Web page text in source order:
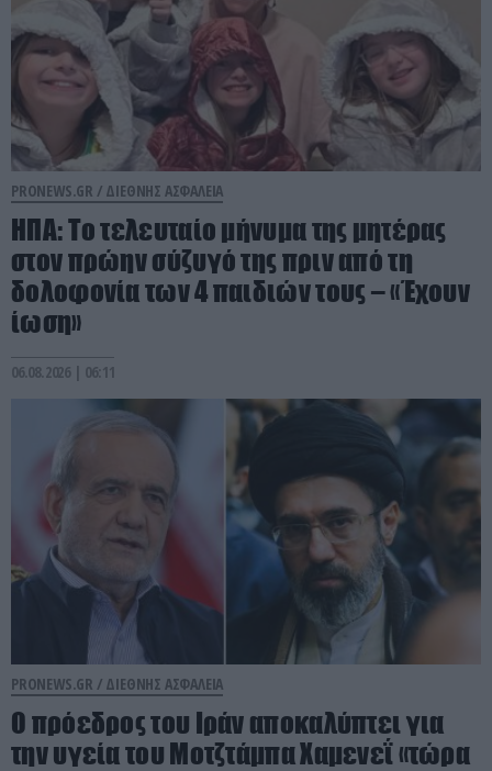
PRONEWS.GR / ΔΙΕΘΝΗΣ ΑΣΦΑΛΕΙΑ
ΗΠΑ: Το τελευταίο μήνυμα της μητέρας
στον πρώην σύζυγό της πριν από τη
δολοφονία των 4 παιδιών τους – «Έχουν
ίωση»
06.08.2026 | 06:11
PRONEWS.GR / ΔΙΕΘΝΗΣ ΑΣΦΑΛΕΙΑ
Ο πρόεδρος του Ιράν αποκαλύπτει για
την υγεία του Μοτζτάμπα Χαμενεΐ «τώρα